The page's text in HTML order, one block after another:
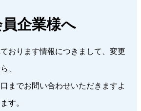
企業様へ
おります情報につきまして、変更
、
までお問い合わせいただきますよ
す。